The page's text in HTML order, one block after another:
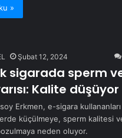
»
Şubat 12, 2024
sigarada sperm
Kalite düşüyor
Erkmen, e-sigara kullananları
küçülmeye, sperm kalitesi
neden oluyor.